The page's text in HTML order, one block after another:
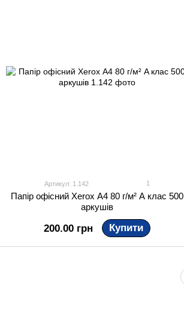
Артикул: 1.142 1
Папір офісний Xerox А4 80 г/м² A клас 500
аркушів
200.00 грн Купити